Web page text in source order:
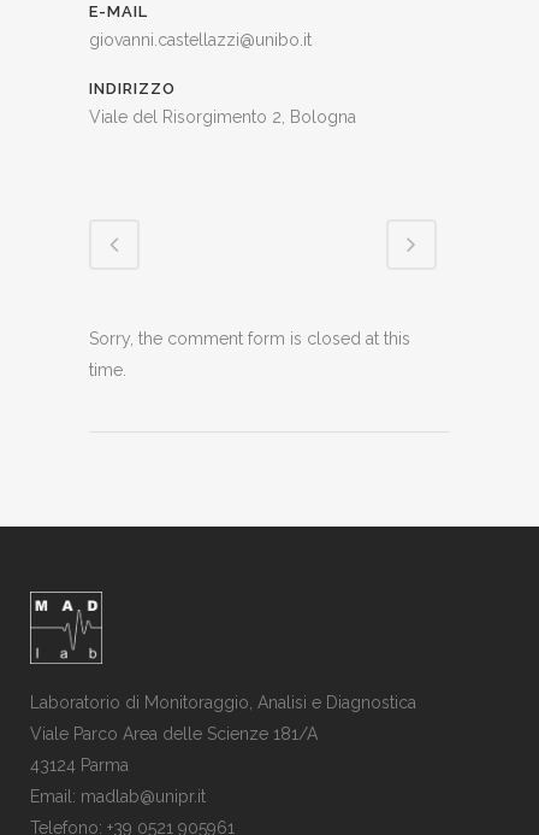
E-MAIL
giovanni.castellazzi@unibo.it
INDIRIZZO
Viale del Risorgimento 2, Bologna
Sorry, the comment form is closed at this
time.
Laboratorio di Monitoraggio, Analisi e Diagnostica
Viale Parco Area delle Scienze 181/A
43124 Parma
Email: madlab@unipr.it
Telefono: +39 0521 905961